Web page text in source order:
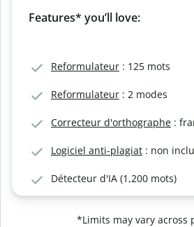
Features* you’ll love:
Reformulateur : 125 mots
Reformulateur : 2 modes
Correcteur d'orthographe :
Logiciel anti-plagiat : non
Détecteur d'IA (1,200 mots)
*Limits may vary across